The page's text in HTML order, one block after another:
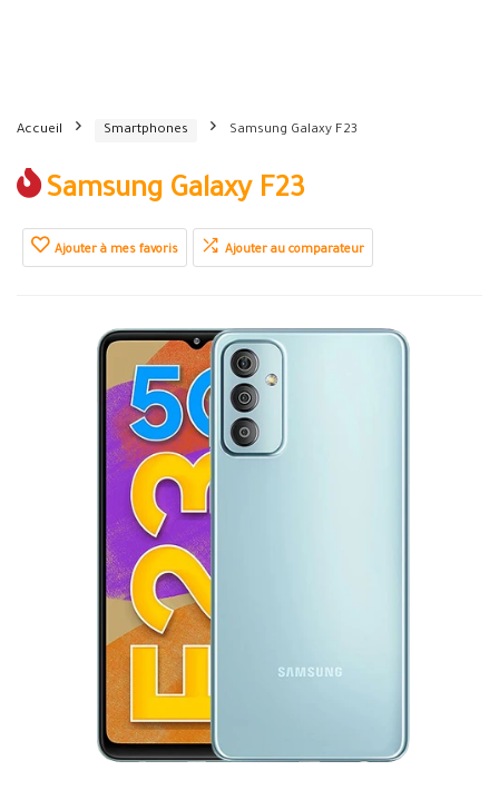
Accueil Smartphones Samsung Galaxy F23
Samsung Galaxy F23
Ajouter à mes favoris Ajouter au comparateur